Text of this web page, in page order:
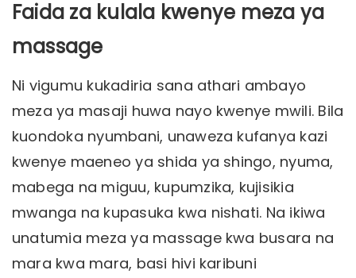
Faida za kulala kwenye meza ya
massage
Ni vigumu kukadiria sana athari ambayo
meza ya masaji huwa nayo kwenye mwili. Bila
kuondoka nyumbani, unaweza kufanya kazi
kwenye maeneo ya shida ya shingo, nyuma,
mabega na miguu, kupumzika, kujisikia
mwanga na kupasuka kwa nishati. Na ikiwa
unatumia meza ya massage kwa busara na
mara kwa mara, basi hivi karibuni